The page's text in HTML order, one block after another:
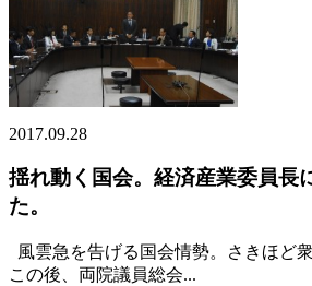
2017.09.28
揺れ動く国会。経済産業委員長
た。
風雲急を告げる国会情勢。さきほど
この後、両院議員総会...